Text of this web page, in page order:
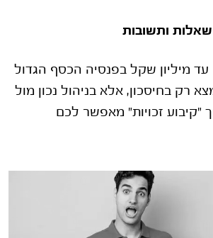
ותשובות
מיליון שקל בפנסיה הכסף הגדול
רק בחיסכון, אלא בניהול נכון מול
"קיבוע זכויות" מאפשר לכם
סל הפטורי